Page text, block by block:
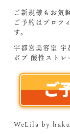
ご新規様もお気
ご予約はプロフ
す。
宇都宮美容室 宇
ボブ 酸性ストレ
WeLila by haku